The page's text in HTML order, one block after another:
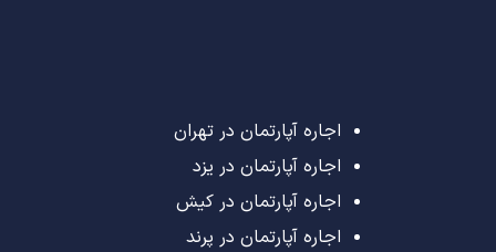
اجاره آپارتمان در تهران
اجاره آپارتمان در یزد
اجاره آپارتمان در کیش
اجاره آپارتمان در پرند